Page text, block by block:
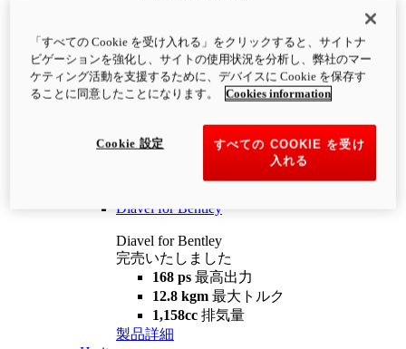
¥4,400,000 i
コンフィギュレーター 製品詳細
newV4 RS 100
12.2 kgm
最大トルク
装備重量（燃料を除く）
Diavel for Bentley
Diavel for Bentley
完売いたしました
168 ps 最高出力
12.8 kgm 最大トルク
1,158cc 排気量
製品詳細
「すべての Cookie を受け入れる」をクリックすると、サイトナ
ビゲーションを強化し、サイトの使用状況を分析し、弊社のマー
ケティング活動を支援するために、デバイスに Cookie を保存す
ることに同意したことになります。
Cookies information
すべての COOKIE を受け
入れる
Cookie 設定